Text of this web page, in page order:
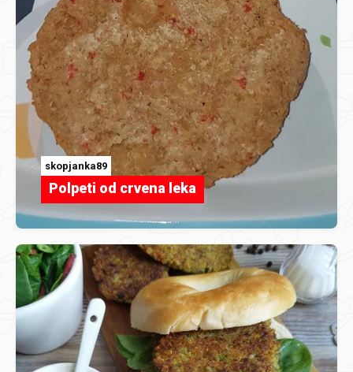
skopjanka89
Polpeti od crvena leka